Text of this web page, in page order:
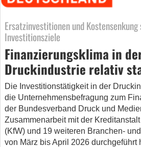
Ersatzinvestitionen und
Investitionsziele
Finanzierungsklima in
Druckindustrie relativ
Die Investitionstätigkeit in der
die Unternehmensbefragung zum
der Bundesverband Druck und
Zusammenarbeit mit der
(KfW) und 19 weiteren Branchen-
von März bis April 2026 durchgeführt